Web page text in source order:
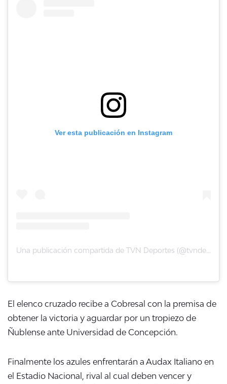
Ver esta publicación en Instagram
El elenco cruzado recibe a Cobresal con la premisa de
obtener la victoria y aguardar por un tropiezo de
Ñublense ante Universidad de Concepción.
Finalmente los azules enfrentarán a Audax Italiano en
el Estadio Nacional, rival al cual deben vencer y